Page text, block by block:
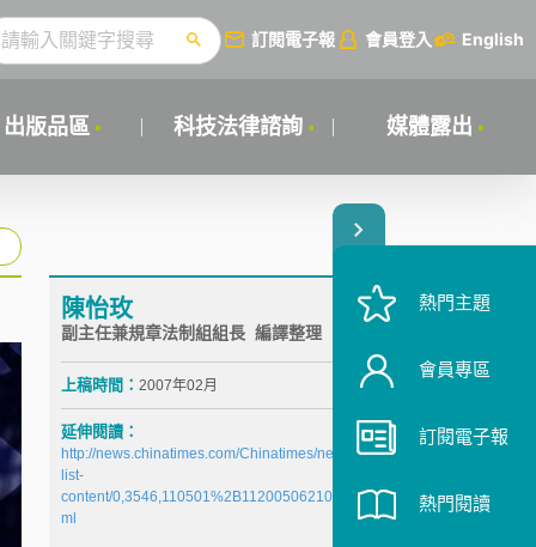
訂閱電子報 會員登入 English
出版品區 科技法律諮詢 媒體露出
陳怡玫
副主任兼規章法制組組長 編譯整理
上稿時間： 2007年02月
延伸閱讀：
http://news.chinatimes.com/Chinatimes/newslist/news
list-
content/0,3546,110501%2B112005062100022,00.ht
ml
熱門主題
會員專區
訂閱電子報
熱門閱讀